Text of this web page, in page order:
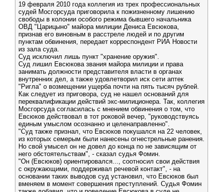
19 февраля 2010 года коллегия из трех профессиональных
судей Мосгорсуда приговорила к пожизненному лишению
свободы в колонии особого режима бывшего начальника
ОВД "Царицыно" майора милиции Дениса Евсюкова,
признав его виновным в расстреле людей и по другим
пунктам обвинения, передает корреспондент РИА Новости
из зала суда.
Суд исключил лишь пункт "хранение оружия".
Суд лишил Евсюкова звания майора милиции и права
занимать должности представителя власти в органах
внутренних дел, а также удовлетворил иск сети аптек
"Ригла" о возмещении ущерба почти на пять тысяч рублей.
Как следует из приговора, суд не нашел оснований для
переквалификации действий экс-милиционера. Так, коллегия
Мосгорсуда согласилась с мнением обвинения о том, что
Евсюков действовал в тот роковой вечер, "руководствуясь
единым умыслом осознанно и целенаправленно".
"Суд также признал, что Евсюков покушался на 22 человек,
из которых семерым были нанесены огнестрельные ранения.
Но свой умысел он не довел до конца по не зависящим от
него обстоятельствам", - сказал судья Фомин.
"Он (Евсюков) ориентировался..., соотносил свои действия
с окружающими, поддерживал речевой контакт", - на
основании таких выводов суд установил, что Евсюков был
вменяем в момент совершения преступлений. Судья Фомин